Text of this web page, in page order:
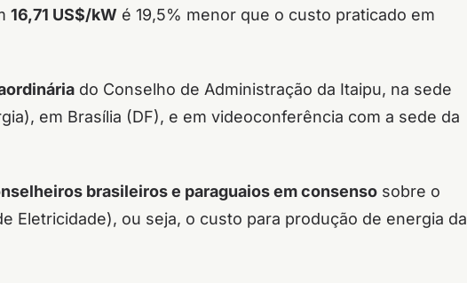
16,71 US$/kW é 19,5% menor que o custo praticado em
do Conselho de Administração da Itaipu, na sede
em Brasília (DF), e em videoconferência com a sede da
brasileiros e paraguaios em consenso sobre o
Eletricidade), ou seja, o custo para produção de energia da